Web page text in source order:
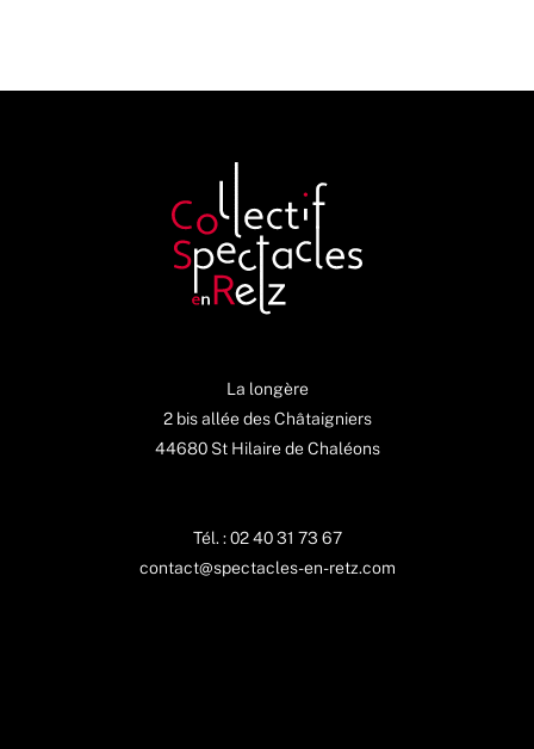
La longère
2 bis allée des Châtaigniers
44680 St Hilaire de Chaléons
Tél. : 02 40 31 73 67
contact@spectacles-en-retz.com